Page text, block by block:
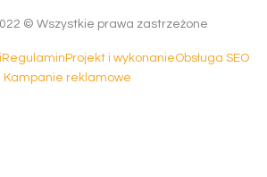
© Wszystkie prawa zastrzeżone
Regulamin Projekt i wykonanieObsługa SEO
Kampanie reklamowe